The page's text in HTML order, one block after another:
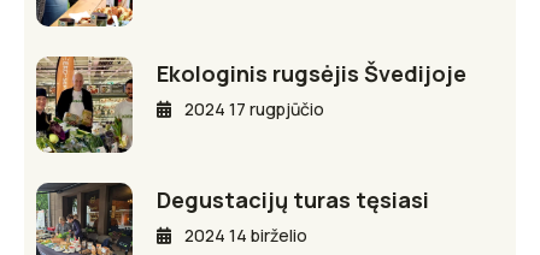
Ekologinis rugsėjis Švedijoje
2024 17 rugpjūčio
Degustacijų turas tęsiasi
2024 14 birželio